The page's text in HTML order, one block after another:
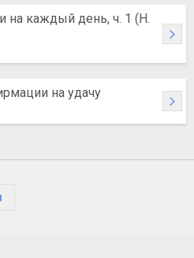
на каждый день, ч. 1 (Н.
на удачу